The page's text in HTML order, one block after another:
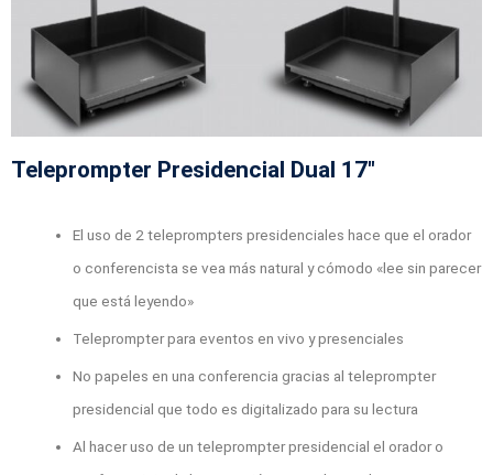
Teleprompter Presidencial Dual 17"
El uso de 2 teleprompters presidenciales hace que el orador
o conferencista se vea más natural y cómodo «lee sin parecer
que está leyendo»
Teleprompter para eventos en vivo y presenciales
No papeles en una conferencia gracias al teleprompter
presidencial que todo es digitalizado para su lectura
Al hacer uso de un teleprompter presidencial el orador o